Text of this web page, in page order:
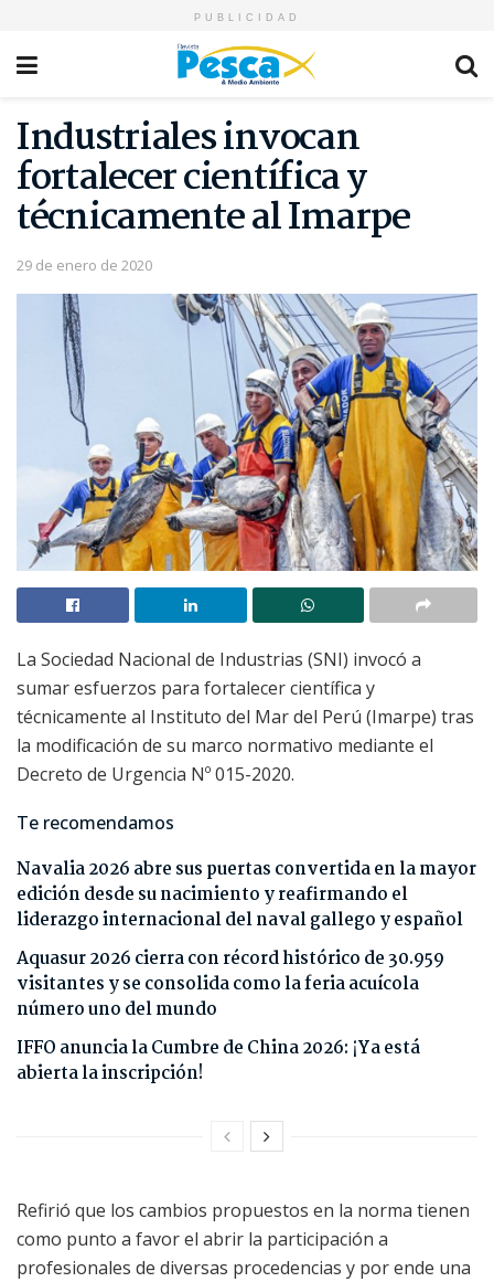
PUBLICIDAD
Industriales invocan
fortalecer científica y
técnicamente al Imarpe
29 de enero de 2020
La Sociedad Nacional de Industrias (SNI) invocó a
sumar esfuerzos para fortalecer científica y
técnicamente al Instituto del Mar del Perú (Imarpe) tras
la modificación de su marco normativo mediante el
Decreto de Urgencia Nº 015-2020.
Te recomendamos
Navalia 2026 abre sus puertas convertida en la mayor
edición desde su nacimiento y reafirmando el
liderazgo internacional del naval gallego y español
Aquasur 2026 cierra con récord histórico de 30.959
visitantes y se consolida como la feria acuícola
número uno del mundo
IFFO anuncia la Cumbre de China 2026: ¡Ya está
abierta la inscripción!
Refirió que los cambios propuestos en la norma tienen
como punto a favor el abrir la participación a
profesionales de diversas procedencias y por ende una